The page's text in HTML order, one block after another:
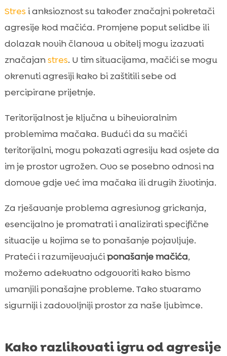
Stres i anksioznost su također značajni pokretači
agresije kod mačića. Promjene poput selidbe ili
dolazak novih članova u obitelj mogu izazvati
značajanstres. U tim situacijama, mačići se mogu
okrenuti agresiji kako bi zaštitili sebe od
percipirane prijetnje.
Teritorijalnost je ključna u bihevioralnim
problemima mačaka. Budući da su mačići
teritorijalni, mogu pokazati agresiju kad osjete da
im je prostor ugrožen. Ovo se posebno odnosi na
domove gdje već ima mačaka ili drugih životinja.
Za rješavanje problema agresivnog grickanja,
esencijalno je promatrati i analizirati specifične
situacije u kojima se to ponašanje pojavljuje.
Prateći i razumijevajućiponašanje mačića,
možemo adekvatno odgovoriti kako bismo
umanjili ponašajne probleme. Tako stvaramo
sigurniji i zadovoljniji prostor za naše ljubimce.
Kako razlikovati igru od agresije